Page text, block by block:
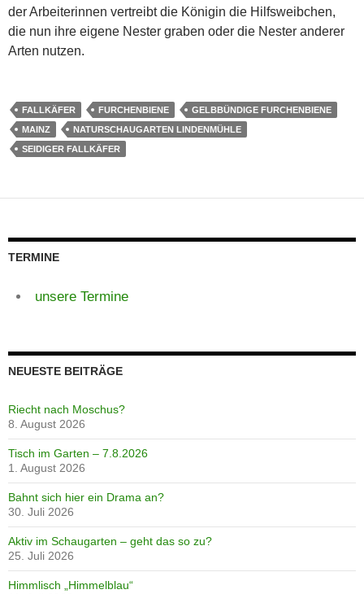
der Arbeiterinnen vertreibt die Königin die Hilfsweibchen,
die nun ihre eigene Nester graben oder die Nester anderer
Arten nutzen.
FALLKÄFER FURCHENBIENE
GELBBÜNDIGE FURCHENBIENE
MAINZ
NATURSCHAUGARTEN LINDENMÜHLE
SEIDIGER FALLKÄFER
TERMINE
unsere Termine
NEUESTE BEITRÄGE
Riecht nach Moschus?
8. August 2026
Tisch im Garten – 7.8.2026
1. August 2026
Bahnt sich hier ein Drama an?
30. Juli 2026
Aktiv im Schaugarten – geht das so zu?
25. Juli 2026
Himmlisch „Himmelblau“